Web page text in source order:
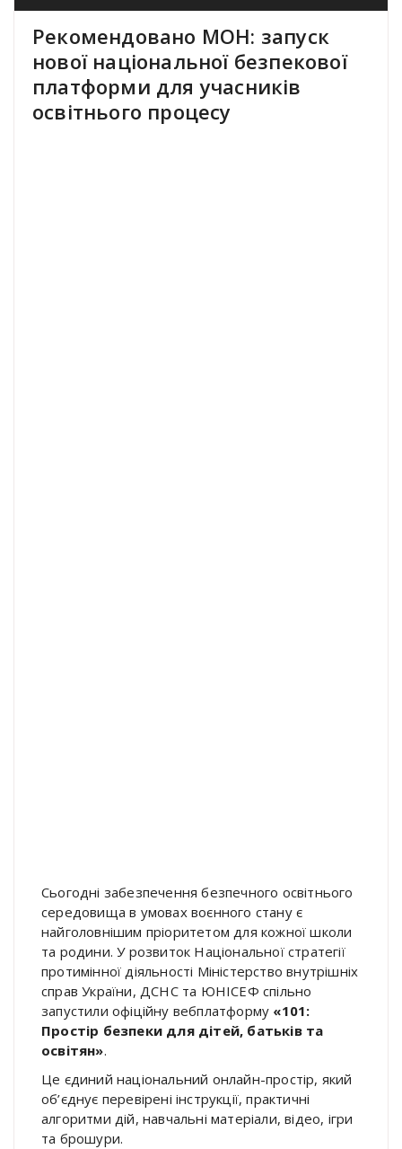
Рекомендовано МОН: запуск
нової національної безпекової
платформи для учасників
освітнього процесу
Сьогодні забезпечення безпечного освітнього
середовища в умовах воєнного стану є
найголовнішим пріоритетом для кожної школи
та родини.У розвиток Національної стратегії
протимінної діяльності Міністерство внутрішніх
справ України, ДСНС та ЮНІСЕФ спільно
запустили офіційну вебплатформу «101:
Простір безпеки для дітей, батьків та
освітян».
Це єдиний національний онлайн-простір, який
об’єднує перевірені інструкції, практичні
алгоритми дій, навчальні матеріали, відео, ігри
та брошури.